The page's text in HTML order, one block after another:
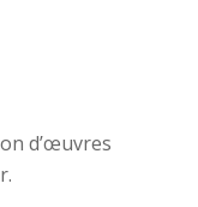
d’œuvres